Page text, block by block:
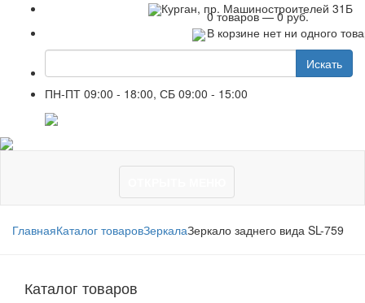
Курган, пр. Машиностроителей 31Б
Искать
ПН-ПТ 09:00 - 18:00, СБ 09:00 - 15:00
0 товаров — 0 руб.
В корзине нет ни одного
ГлавнаяКаталог товаровЗеркалаЗеркало заднего вида SL-759
Каталог товаров